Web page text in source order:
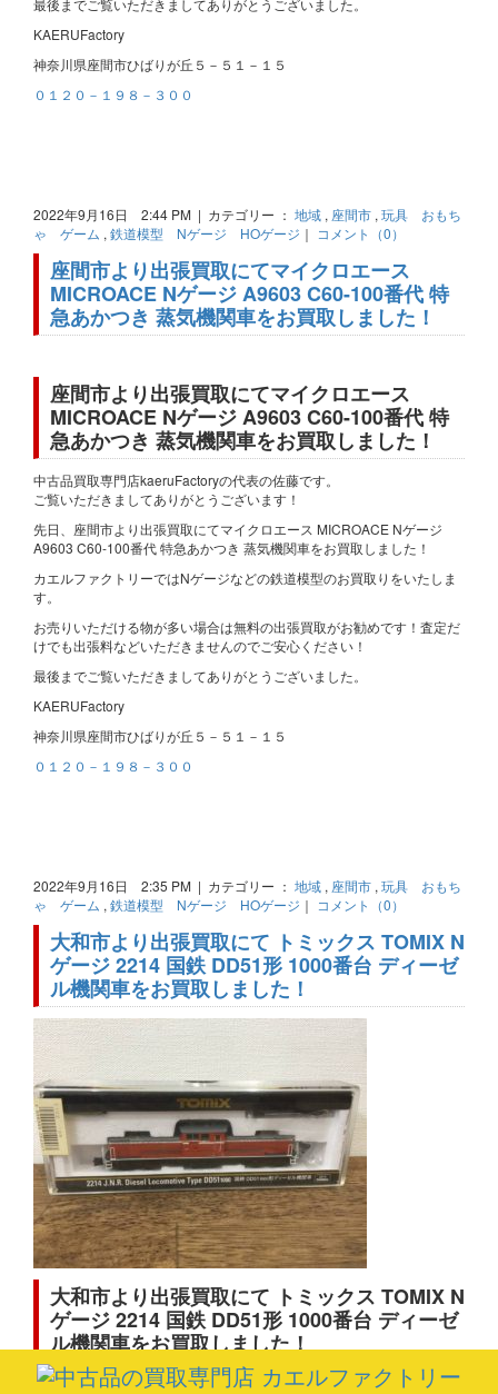
最後までご覧いただきましてありがとうございました。
KAERUFactory
神奈川県座間市ひばりが丘５－５１－１５
０１２０－１９８－３００
2022年9月16日 2:44 PM | カテゴリー ： 地域 , 座間市 , 玩具 おもち
ゃ ゲーム , 鉄道模型 Nゲージ HOゲージ ｜ コメント（0）
座間市より出張買取にてマイクロエース
MICROACE Nゲージ A9603 C60-100番代 特
急あかつき 蒸気機関車をお買取しました！
座間市より出張買取にてマイクロエース
MICROACE Nゲージ A9603 C60-100番代 特
急あかつき 蒸気機関車をお買取しました！
中古品買取専門店kaeruFactoryの代表の佐藤です。
ご覧いただきましてありがとうございます！
先日、座間市より出張買取にてマイクロエース MICROACE Nゲージ
A9603 C60-100番代 特急あかつき 蒸気機関車をお買取しました！
カエルファクトリーではNゲージなどの鉄道模型のお買取りをいたしま
す。
お売りいただける物が多い場合は無料の出張買取がお勧めです！査定だ
けでも出張料などいただきませんのでご安心ください！
最後までご覧いただきましてありがとうございました。
KAERUFactory
神奈川県座間市ひばりが丘５－５１－１５
０１２０－１９８－３００
2022年9月16日 2:35 PM | カテゴリー ： 地域 , 座間市 , 玩具 おもち
ゃ ゲーム , 鉄道模型 Nゲージ HOゲージ ｜ コメント（0）
大和市より出張買取にて トミックス TOMIX N
ゲージ 2214 国鉄 DD51形 1000番台 ディーゼ
ル機関車をお買取しました！
大和市より出張買取にて トミックス TOMIX N
ゲージ 2214 国鉄 DD51形 1000番台 ディーゼ
ル機関車をお買取しました！
中古品買取専門店kaeruFactoryの代表の佐藤です。